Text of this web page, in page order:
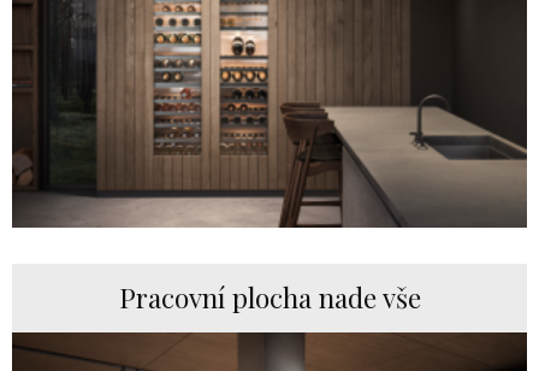
Pracovní plocha nade vše